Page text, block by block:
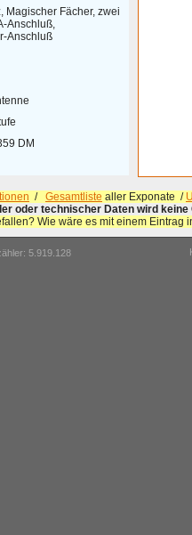
Magischer Fächer, zwei
Anschluß,
Anschluß
DM
/ Gesamtliste aller Exponate /
oder technischer Daten wird keine
Wie wäre es mit einem Eintrag
5.919.128